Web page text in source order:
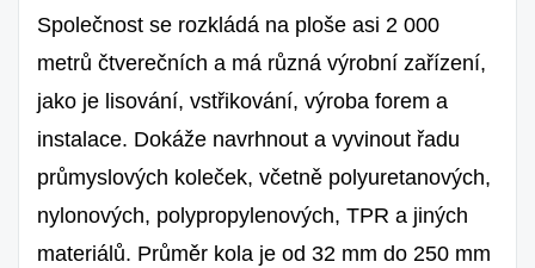
Společnost se rozkládá na ploše asi 2 000
metrů čtverečních a má různá výrobní zařízení,
jako je lisování, vstřikování, výroba forem a
instalace. Dokáže navrhnout a vyvinout řadu
průmyslových koleček, včetně polyuretanových,
nylonových, polypropylenových, TPR a jiných
materiálů. Průměr kola je od 32 mm do 250 mm